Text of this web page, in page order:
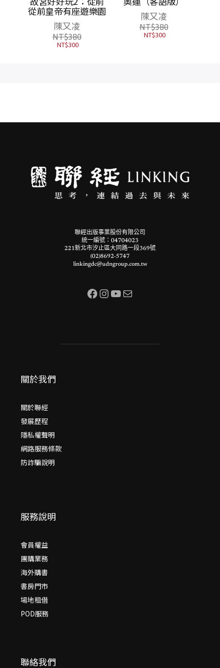
從前皇帝有座遊樂園
陳又凌
NT$380
NT$300
陳又凌
NT$380
NT$300
聯經出版事業股份有限公司
統一編號：04704023
221新北市汐止區大同路一段369號
(02)8692-5747
linkingdc@udngroup.com.tw
Facebook InstagramYouTube 電子郵件
關於我們
關於聯經
發展歷程
隱私權聲明
網路服務條款
防詐騙說明
服務說明
會員權益
團購業務
海外購書
書房門市
場地租借
POD服務
聯絡我們